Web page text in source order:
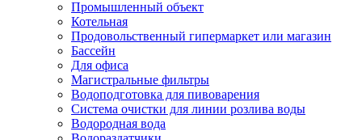
Промышленный объект
Котельная
Продовольственный гипермаркет или магазин
Бассейн
Для офиса
Магистральные фильтры
Водоподготовка для пивоварения
Система очистки для линии розлива воды
Водородная вода